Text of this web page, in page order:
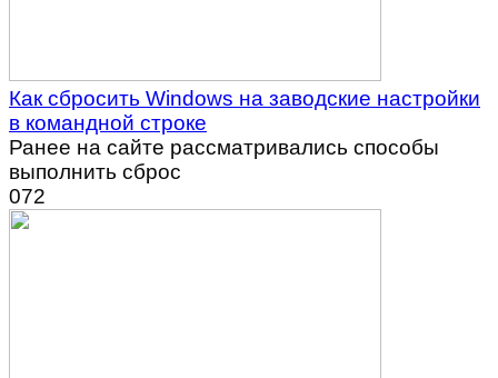
Как сбросить Windows на заводские настройки
в командной строке
Ранее на сайте рассматривались способы
выполнить сброс
072